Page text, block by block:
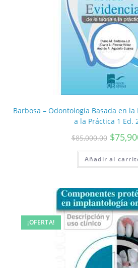
Barbosa – Odontología Basada en
a la Práctica 1 Ed.
$85,000.00 $
Añadir al
¡OFERTA!